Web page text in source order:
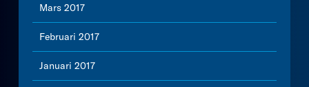
Mars 2017
Februari 2017
Januari 2017